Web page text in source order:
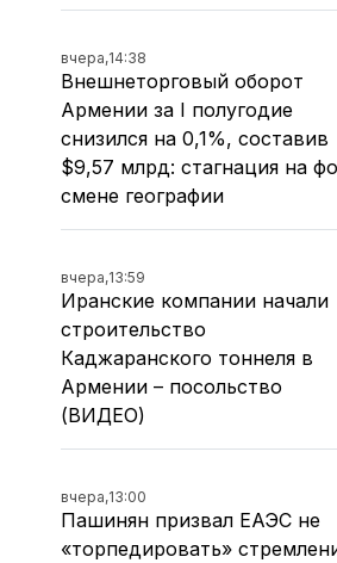
вчера,14:38
Внешнеторговый оборот
Армении за I полугодие
снизился на 0,1%, составив
$9,57 млрд: стагнация на
смене географии
вчера,13:59
Иранские компании начали
строительство
Каджаранского тоннеля в
Армении – посольство
(ВИДЕО)
вчера,13:00
Пашинян призвал ЕАЭС не
«торпедировать»